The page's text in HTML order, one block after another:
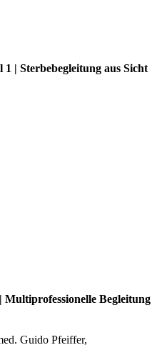
| Sterbebegleitung aus Sicht
Begleitung
Guido Pfeiffer,